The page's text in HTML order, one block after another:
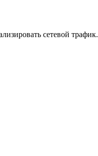
сетевой трафик.